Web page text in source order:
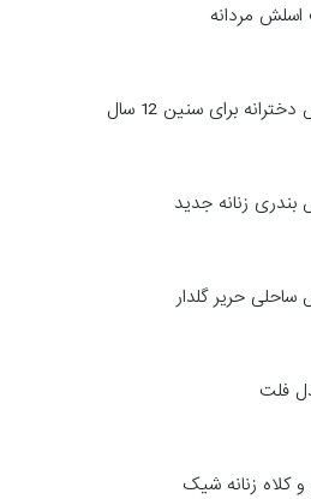
مردانه
برای سنین 12 سال
بندری زنانه جدید
حریر گلدار
فلت
کلاه زنانه شیک